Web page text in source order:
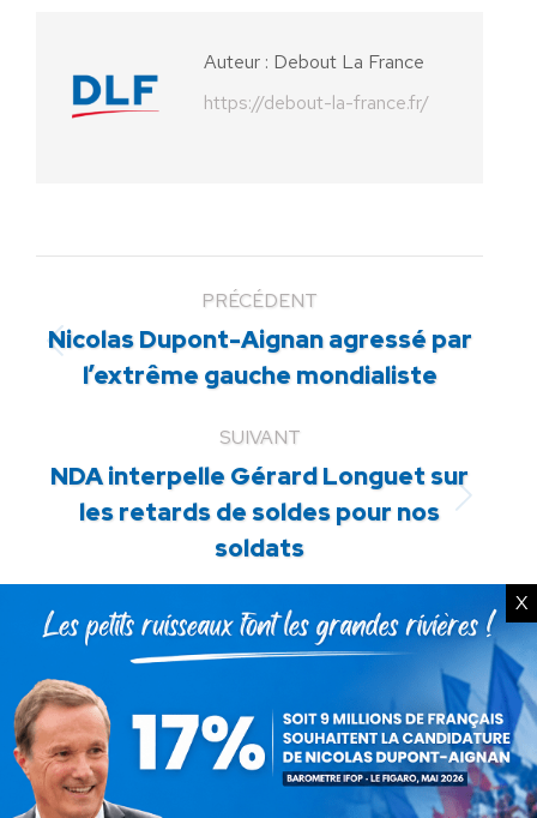
Auteur : Debout La France
https://debout-la-france.fr/
PRÉCÉDENT
Article
précédent
Nicolas Dupont-Aignan agressé par
l’extrême gauche mondialiste
SUIVANT
Article
suivant
:
NDA interpelle Gérard Longuet sur
les retards de soldes pour nos
soldats
ARTICLES LIÉS
Communiqué : La protection
de nos enfants se joue sur le
X